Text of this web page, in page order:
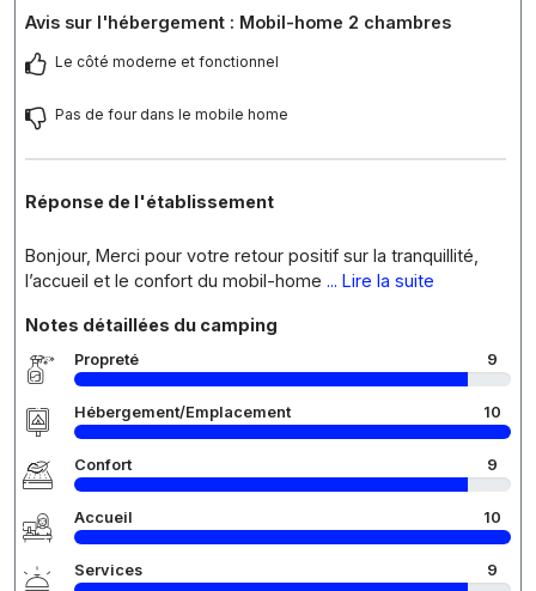
Avis sur l'hébergement : Mobil-home 2 chambres
Le côté moderne et fonctionnel
Pas de four dans le mobile home
Réponse de l'établissement
Bonjour, Merci pour votre retour positif sur la tranquillité,
l’accueil et le confort du mobil-home ... Lire la suite
Notes détaillées du camping
Propreté 9
Hébergement/Emplacement 10
Confort 9
Accueil 10
Services 9